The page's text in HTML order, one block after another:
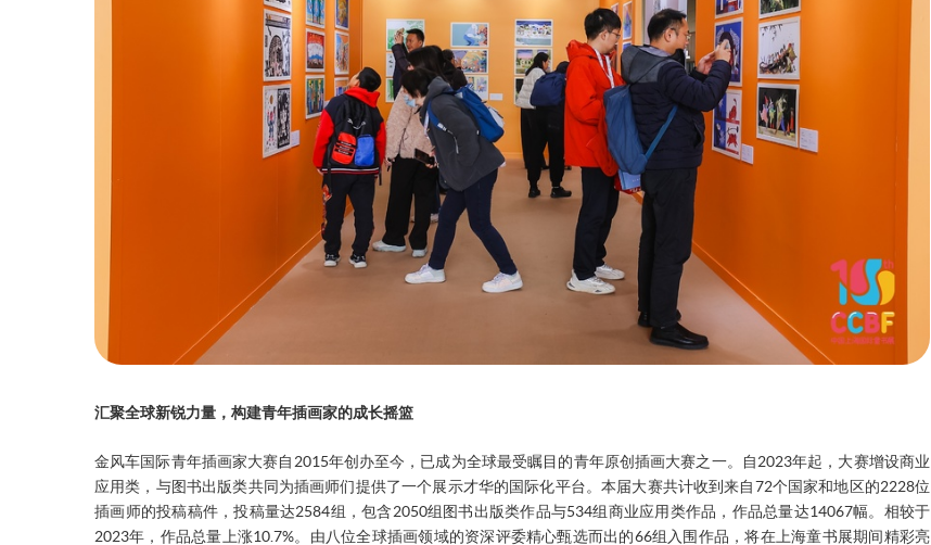
汇聚全球新锐力量，构建青年插画家的成长摇篮
金风车国际青年插画家大赛自2015年创办至今，已成为全球最受瞩目的青年原创插画大赛之一。自2023年起，大赛增设商业
应用类，与图书出版类共同为插画师们提供了一个展示才华的国际化平台。本届大赛共计收到来自72个国家和地区的2228位
插画师的投稿稿件，投稿量达2584组，包含2050组图书出版类作品与534组商业应用类作品，作品总量达14067幅。相较于
2023年，作品总量上涨10.7%。由八位全球插画领域的资深评委精心甄选而出的66组入围作品，将在上海童书展期间精彩亮